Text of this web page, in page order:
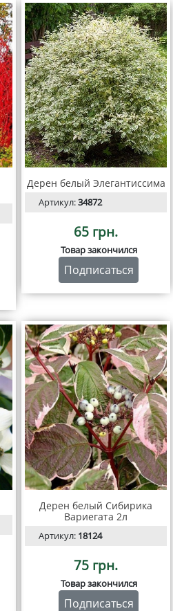
Дерен белый Элегантиссима
Артикул:34872
65 грн.
Товар закончился
Подписаться
Дерен белый Сибирика
Вариегата 2л
Артикул: 18124
75 грн.
Товар закончился
Подписаться